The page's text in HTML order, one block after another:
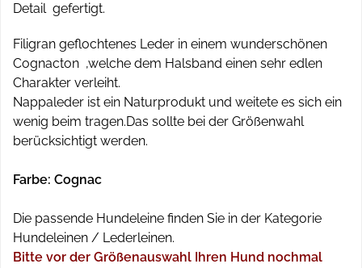
Detail gefertigt.
Filigran geflochtenes Leder in einem wunderschönen
Cognacton ,welche dem Halsband einen sehr edlen
Charakter verleiht.
Nappaleder ist ein Naturprodukt und weitete es sich ein
wenig beim tragen.Das sollte bei der Größenwahl
berücksichtigt werden.
Farbe: Cognac
Die passende Hundeleine finden Sie in der Kategorie
Hundeleinen / Lederleinen.
Bitte vor der Größenauswahl Ihren Hund nochmal